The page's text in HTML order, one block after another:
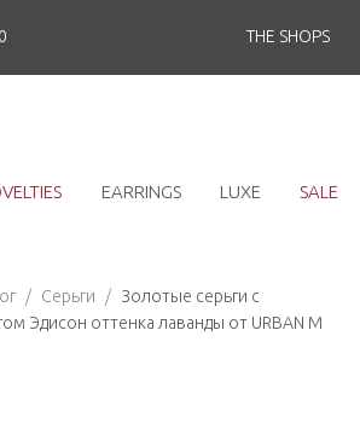
THE SHOPS
EARRINGS LUXE SALE
/ Серьги / Золотые серьги с
Эдисон оттенка лаванды от URBAN M